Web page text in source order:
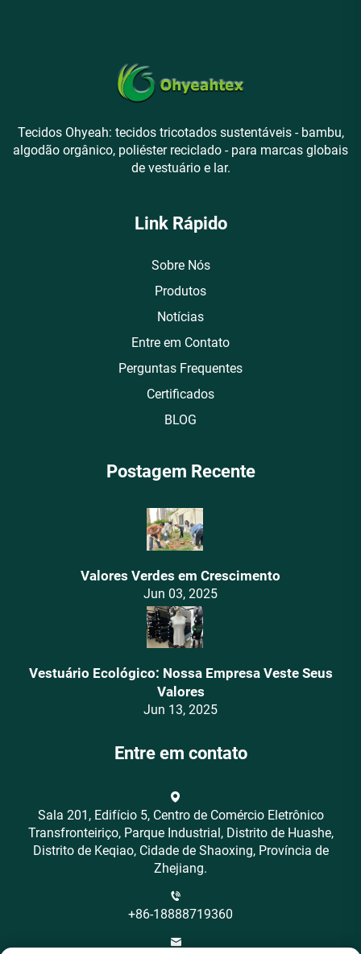
Tecidos Ohyeah: tecidos tricotados sustentáveis - bambu,
algodão orgânico, poliéster reciclado - para marcas globais
de vestuário e lar.
Link Rápido
Sobre Nós
Produtos
Notícias
Entre em Contato
Perguntas Frequentes
Certificados
BLOG
Postagem Recente
Valores Verdes em Crescimento
Jun 03, 2025
Vestuário Ecológico: Nossa Empresa Veste Seus
Valores
Jun 13, 2025
Entre em contato
Sala 201, Edifício 5, Centro de Comércio Eletrônico
Transfronteiriço, Parque Industrial, Distrito de Huashe,
Distrito de Keqiao, Cidade de Shaoxing, Província de
Zhejiang.
+86-18888719360